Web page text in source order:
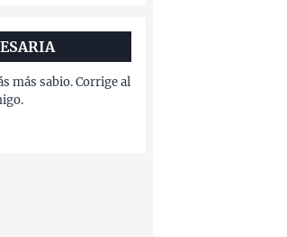
más sabio. Corrige al